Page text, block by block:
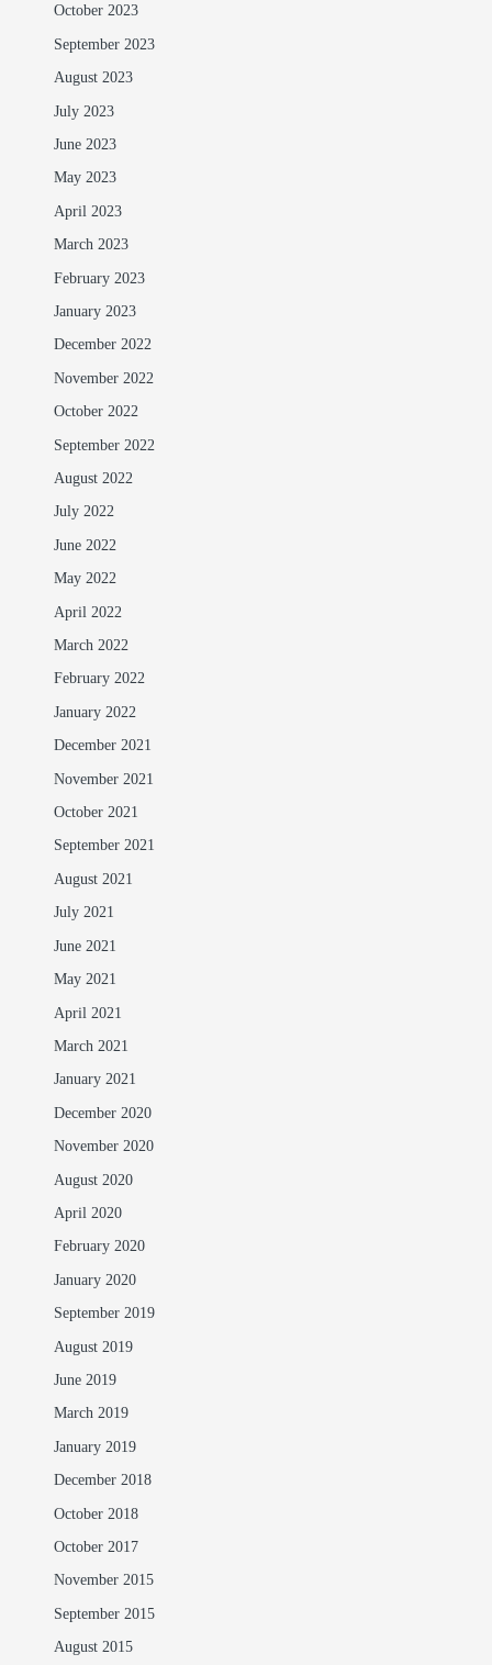
October 2023
September 2023
August 2023
July 2023
June 2023
May 2023
April 2023
March 2023
February 2023
January 2023
December 2022
November 2022
October 2022
September 2022
August 2022
July 2022
June 2022
May 2022
April 2022
March 2022
February 2022
January 2022
December 2021
November 2021
October 2021
September 2021
August 2021
July 2021
June 2021
May 2021
April 2021
March 2021
January 2021
December 2020
November 2020
August 2020
April 2020
February 2020
January 2020
September 2019
August 2019
June 2019
March 2019
January 2019
December 2018
October 2018
October 2017
November 2015
September 2015
August 2015